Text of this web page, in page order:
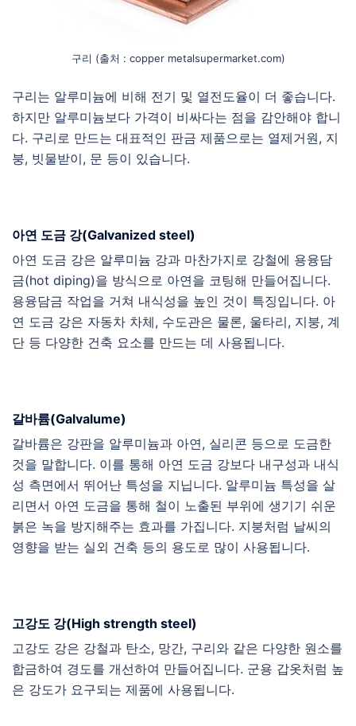
구리 (출처 : copper metalsupermarket.com)
구리는 알루미늄에 비해 전기 및 열전도율이 더 좋습니다.
하지만 알루미늄보다 가격이 비싸다는 점을 감안해야 합니
다. 구리로 만드는 대표적인 판금 제품으로는 열제거원, 지
붕, 빗물받이, 문 등이 있습니다.
아연 도금 강(Galvanized steel)
아연 도금 강은 알루미늄 강과 마찬가지로 강철에 용융담
금(hot diping)을 방식으로 아연을 코팅해 만들어집니다.
용융담금 작업을 거쳐 내식성을 높인 것이 특징입니다. 아
연 도금 강은 자동차 차체, 수도관은 물론, 울타리, 지붕, 계
단 등 다양한 건축 요소를 만드는 데 사용됩니다.
갈바륨(Galvalume)
갈바륨은 강판을 알루미늄과 아연, 실리콘 등으로 도금한
것을 말합니다. 이를 통해 아연 도금 강보다 내구성과 내식
성 측면에서 뛰어난 특성을 지닙니다. 알루미늄 특성을 살
리면서 아연 도금을 통해 철이 노출된 부위에 생기기 쉬운
붉은 녹을 방지해주는 효과를 가집니다. 지붕처럼 날씨의
영향을 받는 실외 건축 등의 용도로 많이 사용됩니다.
고강도 강(High strength steel)
고강도 강은 강철과 탄소, 망간, 구리와 같은 다양한 원소를
합금하여 경도를 개선하여 만들어집니다. 군용 갑옷처럼 높
은 강도가 요구되는 제품에 사용됩니다.